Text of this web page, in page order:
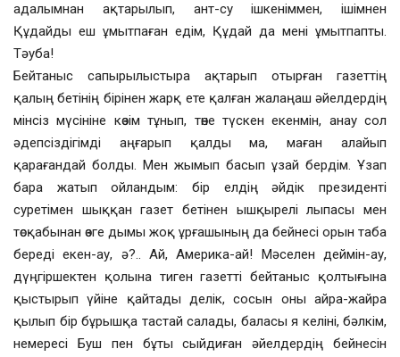
адалымнан ақтарылып, ант-су ішкеніммен, ішімнен
Құдайды еш ұмытпаған едім, Құдай да мені ұмытпапты.
Тәуба!
Бейтаныс сапырылыстыра ақтарып отырған газеттің
қалың бетінің бірінен жарқ ете қалған жалаңаш әйелдердің
мінсіз мүсініне көзім тұнып, төне түскен екенмін, анау сол
әдепсіздігімді аңғарып қалды ма, маған алайып
қарағандай болды. Мен жымып басып ұзай бердім. Ұзап
бара жатып ойландым: бір елдің әйдік президенті
суретімен шыққан газет бетінен ышқырелі лыпасы мен
төсқабынан өзге дымы жоқ ұрғашының да бейнесі орын таба
береді екен-ау, ә?.. Ай, Америка-ай! Мәселен деймін-ау,
дүңгіршектен қолына тиген газетті бейтаныс қолтығына
қыстырып үйіне қайтады делік, сосын оны айра-жайра
қылып бір бұрышқа тастай салады, баласы я келіні, бәлкім,
немересі Буш пен бұты сыйдиған әйелдердің бейнесін